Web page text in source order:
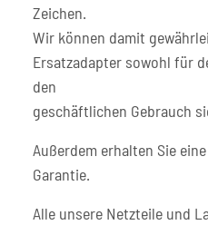
Zeichen.
Wir können damit
Ersatzadapter sowohl für
den
geschäftlichen Gebrauch
Außerdem erhalten Sie
Garantie.
Alle unsere Netzteile und